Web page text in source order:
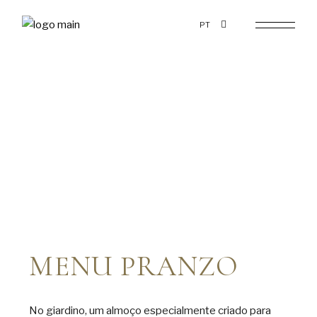
PT
MENU PRANZO
No giardino, um almoço especialmente criado para